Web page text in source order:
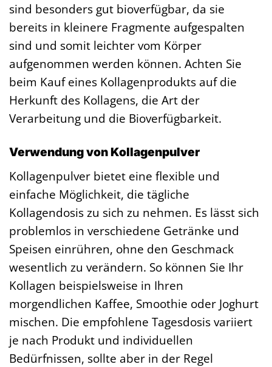
sind besonders gut bioverfügbar, da sie
bereits in kleinere Fragmente aufgespalten
sind und somit leichter vom Körper
aufgenommen werden können. Achten Sie
beim Kauf eines Kollagenprodukts auf die
Herkunft des Kollagens, die Art der
Verarbeitung und die Bioverfügbarkeit.
Verwendung von Kollagenpulver
Kollagenpulver bietet eine flexible und
einfache Möglichkeit, die tägliche
Kollagendosis zu sich zu nehmen. Es lässt sich
problemlos in verschiedene Getränke und
Speisen einrühren, ohne den Geschmack
wesentlich zu verändern. So können Sie Ihr
Kollagen beispielsweise in Ihren
morgendlichen Kaffee, Smoothie oder Joghurt
mischen. Die empfohlene Tagesdosis variiert
je nach Produkt und individuellen
Bedürfnissen, sollte aber in der Regel